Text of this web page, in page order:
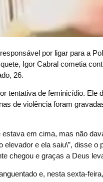
por ligar para a
Igor Cabral cometia
26.
tentativa de feminicídio.
de violência foram
estava em cima, mas não
elevador e ela saiu\”, disse
chegou e graças a Deus
e, nesta sexta-